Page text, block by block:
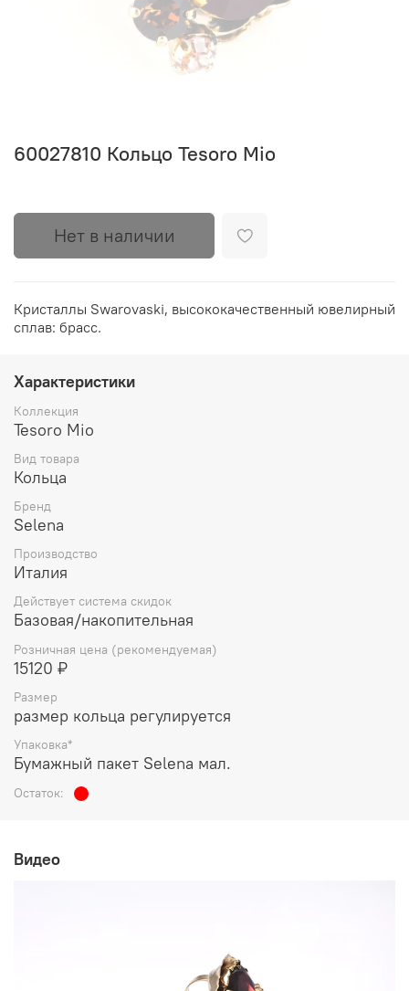
60027810 Кольцо Tesoro Mio
Нет в наличии
Кристаллы Swarovaski, высококачественный ювелирный
сплав: брасс.
Характеристики
Коллекция
Tesoro Mio
Вид товара
Кольца
Бренд
Selena
Производство
Италия
Действует система скидок
Базовая/накопительная
Розничная цена (рекомендуемая)
15120 ₽
Размер
размер кольца регулируется
Упаковка*
Бумажный пакет Selena мал.
Остаток:
Видео